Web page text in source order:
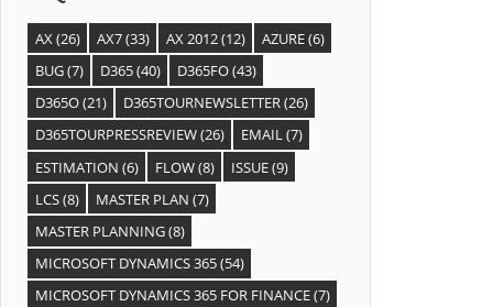
AX(26) AX7(33) AX 2012(12) AZURE(6)
BUG(7) D365(40) D365FO(43)
D365O(21) D365TOURNEWSLETTER(26)
D365TOURPRESSREVIEW(26) EMAIL(7)
ESTIMATION (6) FLOW(8) ISSUE(9)
LCS(8) MASTER PLAN (7)
MASTER PLANNING(8)
MICROSOFT DYNAMICS 365(54)
MICROSOFT DYNAMICS 365 FOR FINANCE(7)